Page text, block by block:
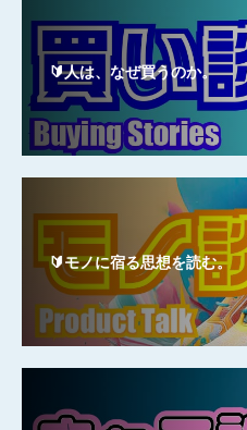
🔰人は、なぜ買うのか。
🔰モノに宿る思想を読む。